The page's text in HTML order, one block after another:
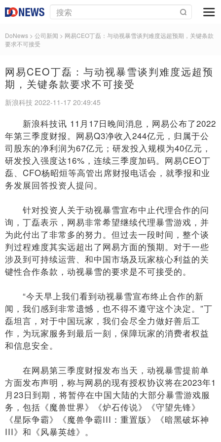
DoNews > 公司新闻 > 网易CEO丁磊：与动视暴雪谈判难度远超预期，关键条款
要求不可接受
网易CEO丁磊：与动视暴雪谈判难度远超预
期，关键条款要求不可接受
新浪科技 2022-11-17 20:49:45
新浪科技讯 11月17日晚间消息，网易公布了2022
年第三季度财报。网易Q3净收入244亿元，归属于公
司股东的净利润为67亿元；研发投入规模为40亿元，
研发投入强度达16%，连续三季度加码。网易CEO丁
磊、CFO杨昭烜等高管出席财报电话会，就季报和业
务发展回答投资人提问。
针对投资人关于动视暴雪宣布中止代理合作的问
询，丁磊表示，网易非常希望继续代理暴雪游戏，并
为此付出了非常多的努力。但过去一段时间，整个谈
判过程难度其实远超出了网易方面的预期。对于一些
涉及到可持续运营、和中国市场及玩家核心利益的关
键性合作条款，动视暴雪的要求是不可接受的。
“今天早上我们看到动视暴雪宣布终止合作的新
闻，我们感到非常遗憾，也不得不遵守这个决定。”丁
磊坦言，对于中国玩家，我们会尽全力做好善后工
作，为玩家服务到最后一刻，保障玩家的消费者权益
和信息安全。
在网易第三季度财报发布当天，动视暴雪提前单
方面发布声明，称与网易的现有授权协议将在2023年1
月23日到期，将暂停在中国大陆的大部分暴雪游戏服
务，包括《魔兽世界》《炉石传说》《守望先锋》
《星际争霸》《魔兽争霸III：重置版》《暗黑破坏神
III》和《风暴英雄》。